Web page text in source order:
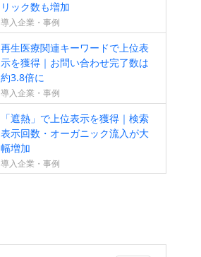
リック数も増加
導入企業・事例
再生医療関連キーワードで上位表
示を獲得｜お問い合わせ完了数は
約3.8倍に
導入企業・事例
「遮熱」で上位表示を獲得｜検索
表示回数・オーガニック流入が大
幅増加
導入企業・事例